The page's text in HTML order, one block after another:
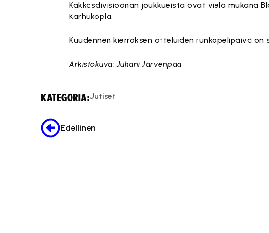
Kakkosdivisioonan joukkueista ovat vielä mukana
Karhukopla.
Kuudennen kierroksen otteluiden runkopelipäivä on
Arkistokuva: Juhani Järvenpää
KATEGORIA:Uutiset
Edellinen